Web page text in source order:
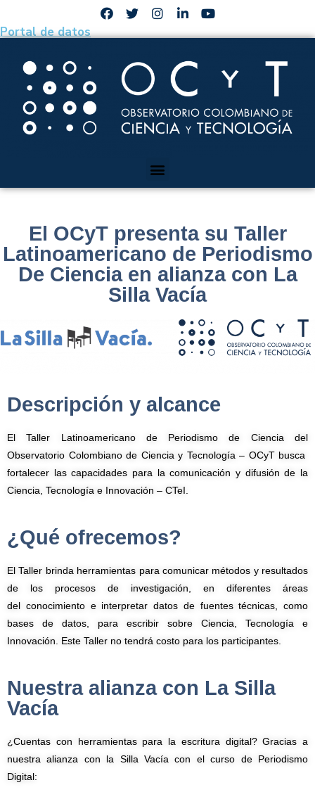
Portal de datos
El OCyT presenta su Taller
Latinoamericano de Periodismo
De Ciencia en alianza con La
Silla Vacía
Descripción y alcance
El Taller Latinoamericano de Periodismo de Ciencia del
Observatorio Colombiano de Ciencia y Tecnología – OCyT busca
fortalecer las capacidades para la comunicación y difusión de la
Ciencia, Tecnología e Innovación – CTeI.
¿Qué ofrecemos?
El Taller brinda herramientas para comunicar métodos y resultados
de los procesos de investigación, en diferentes áreas
del conocimiento e interpretar datos de fuentes técnicas, como
bases de datos, para escribir sobre Ciencia, Tecnología e
Innovación. Este Taller no tendrá costo para los participantes.
Nuestra alianza con La Silla
Vacía
¿Cuentas con herramientas para la escritura digital? Gracias a
nuestra alianza con la Silla Vacía con el curso de Periodismo
Digital: